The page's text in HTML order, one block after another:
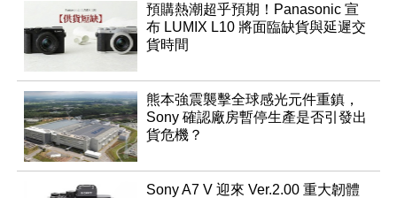
預購熱潮超乎預期！Panasonic 宣
布 LUMIX L10 將面臨缺貨與延遲交
貨時間
熊本強震襲擊全球感光元件重鎮，
Sony 確認廠房暫停生產是否引發出
貨危機？
Sony A7 V 迎來 Ver.2.00 重大韌體